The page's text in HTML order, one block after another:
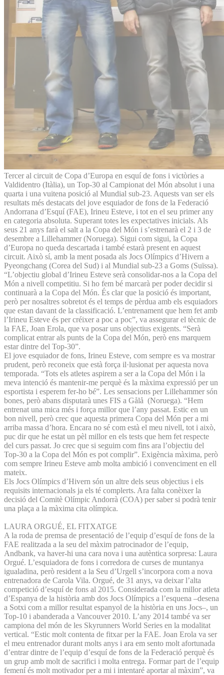
Tercer al circuit de Copa d’Europa en esquí de fons i victòries a
Valdidentro (Itàlia), un Top-30 al Campionat del Món absolut i una
quarta i una vuitena posició al Mundial sub-23. Aquests van ser els
resultats més destacats del jove esquiador de fons de la Federació
Andorrana d’Esquí (FAE), Irineu Esteve, i tot en el seu primer any
en categoria absoluta. Superant totes les expectatives inicials. Als
seus 21 anys farà el salt a la Copa del Món i s’estrenarà el 2 i 3 de
desembre a Lillehammer (Noruega). Sigui com sigui, la Copa
d’Europa no queda descartada i també estarà present en aquest
circuit. Això sí, amb la ment posada als Jocs Olímpics d’Hivern a
Pyeongchang (Corea del Sud) i al Mundial sub-23 a Goms (Suïssa).
“L’objectiu global d’Irineu Esteve serà consolidar-nos a la Copa del
Món a nivell competitiu. Si ho fem bé marcarà per poder decidir si
continuarà a la Copa del Món. És clar que la posició és important,
però per nosaltres sobretot és el temps de pèrdua amb els esquiadors
que estan davant de la classificació. L’entrenament que hem fet amb
l’Irineu Esteve és per créixer a poc a poc”, va assegurar el tècnic de
la FAE, Joan Erola, que va posar uns objectius exigents. “Serà
complicat entrar als punts de la Copa del Món, però ens marquem
estar dintre del Top-30”.
El jove esquiador de fons, Irineu Esteve, com sempre es va mostrar
prudent, però reconeix que està força il·lusionat per aquesta nova
temporada. “Tots els atletes aspirem a ser a la Copa del Món i la
meva intenció és mantenir-me perquè és la màxima expressió per un
esportista i esperem fer-ho bé”. Les sensacions per Lillehammer són
bones, però abans disputarà unes FIS a Gålå (Noruega). “Hem
entrenat una mica més i força millor que l’any passat. Estic en un
bon nivell, però crec que aquesta primera Copa del Món per a mi
arriba massa d’hora. Encara no sé com està el meu nivell, tot i això,
puc dir que he estat un pèl millor en els tests que hem fet respecte
del curs passat. Jo crec que si seguim com fins ara l’objectiu del
Top-30 a la Copa del Món es pot complir”. Exigència màxima, però
com sempre Irineu Esteve amb molta ambició i convenciment en ell
mateix.
Els Jocs Olímpics d’Hivern són un altre dels seus objectius i els
requisits internacionals ja els té complerts. Ara falta conèixer la
decisió del Comitè Olímpic Andorrà (COA) per saber si podrà tenir
una plaça a la màxima cita olímpica.
LAURA ORGUÉ, EL FITXATGE
A la roda de premsa de presentació de l’equip d’esquí de fons de la
FAE realitzada a la seu del màxim patrocinador de l’equip,
Andbank, va haver-hi una cara nova i una autèntica sorpresa: Laura
Orgué. L’esquiadora de fons i corredora de curses de muntanya
igualadina, però resident a la Seu d’Urgell s’incorpora com a nova
entrenadora de Carola Vila. Orgué, de 31 anys, va deixar l’alta
competició d’esquí de fons al 2015. Considerada com la millor atleta
d’Espanya de la història amb dos Jocs Olímpics a l’esquena –desena
a Sotxi com a millor resultat espanyol de la història en uns Jocs–, un
Top-10 i abanderada a Vancouver 2010. L’any 2014 també va ser
campiona del món de les Skyrunners World Series en la modalitat
vertical. “Estic molt contenta de fitxar per la FAE. Joan Erola va ser
el meu entrenador durant molts anys i ara em sento molt afortunada
d’entrar dintre de l’equip d’esquí de fons de la Federació perquè és
un grup amb molt de sacrifici i molta entrega. Formar part de l’equip
femení és molt motivador per a mi i intentaré aportar al màxim”, va